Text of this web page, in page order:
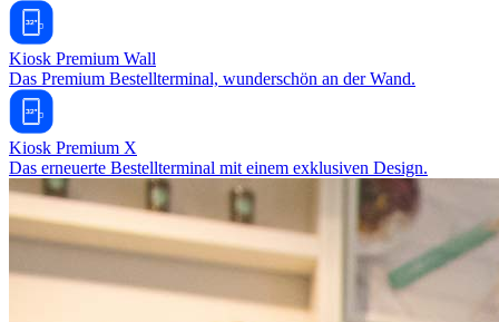
Kiosk Premium Wall
Das Premium Bestellterminal, wunderschön an der Wand.
Kiosk Premium X
Das erneuerte Bestellterminal mit einem exklusiven Design.